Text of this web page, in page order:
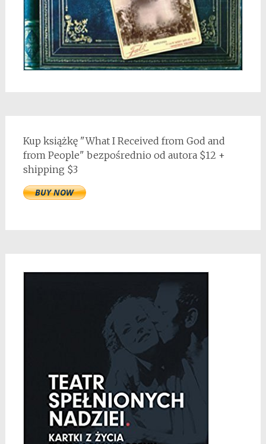
Kup książkę "What I Received from God and
from People" bezpośrednio od autora $12 +
shipping $3